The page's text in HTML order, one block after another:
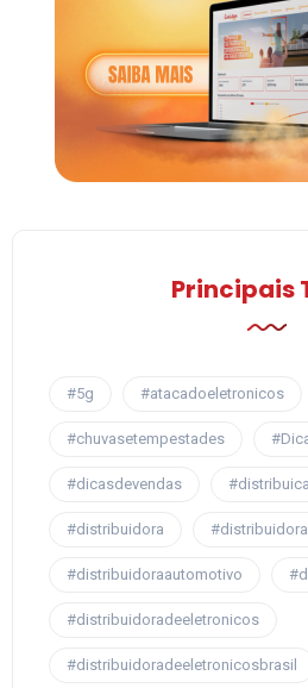
Principais
#5g #atacadoeletronicos
#chuvasetempestades
#dicasdevendas
#distribuidora
#distribuidoraautomotivo
#distribuidoradeeletronicos
#distribuidoradeeletronicosbrasil